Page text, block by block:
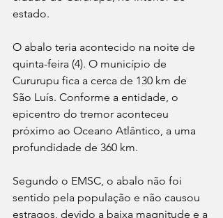
estado.
O abalo teria acontecido na noite de
quinta-feira (4). O município de
Cururupu fica a cerca de 130 km de
São Luís. Conforme a entidade, o
epicentro do tremor aconteceu
próximo ao Oceano Atlântico, a uma
profundidade de 360 km.
Segundo o EMSC, o abalo não foi
sentido pela população e não causou
estragos, devido a baixa magnitude e a